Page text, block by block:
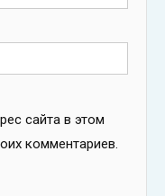
сайта в этом
комментариев.